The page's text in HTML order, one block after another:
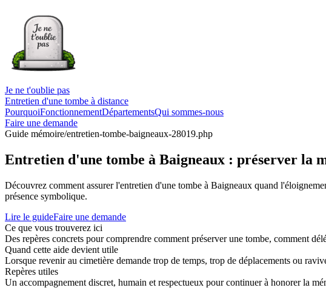
Je ne t'oublie pas
Entretien d'une tombe à distance
PourquoiFonctionnementDépartementsQui sommes-nous
Faire une demande
Guide mémoire/entretien-tombe-baigneaux-28019.php
Entretien d'une tombe à Baigneaux : préserver la
Découvrez comment assurer l'entretien d'une tombe à Baigneaux quand
présence symbolique.
Lire le guideFaire une demande
Ce que vous trouverez ici
Des repères concrets pour comprendre comment préserver une tombe, comment
Quand cette aide devient utile
Lorsque revenir au cimetière demande trop de temps, trop de déplacements ou
Repères utiles
Un accompagnement discret, humain et respectueux pour continuer à honorer la